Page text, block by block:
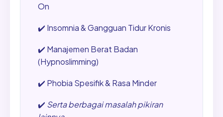
On
✔️ Insomnia & Gangguan Tidur Kronis
✔️ Manajemen Berat Badan
(Hypnoslimming)
✔️ Phobia Spesifik & Rasa Minder
✔️ Serta berbagai masalah pikiran